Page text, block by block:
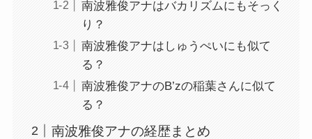
南波雅俊アナはバカリズムにもそっく
り？
南波雅俊アナはしゅうぺいにも似て
る？
南波雅俊アナのB’zの稲葉さんに似て
る？
南波雅俊アナの経歴まとめ